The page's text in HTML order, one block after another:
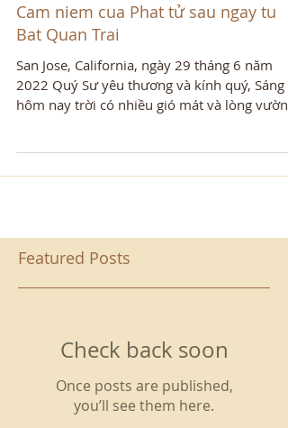
Cam niem cua Phat tử sau ngay tu
Bat Quan Trai
San Jose, California, ngày 29 tháng 6 năm
2022 Quý Sư yêu thương và kính quý, Sáng
hôm nay trời có nhiều gió mát và lòng vườn
Featured Posts
Check back soon
Once posts are published,
you’ll see them here.